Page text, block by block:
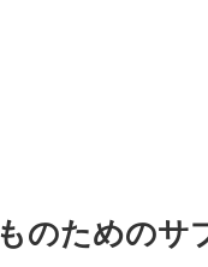
のためのサ